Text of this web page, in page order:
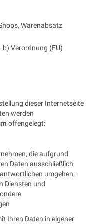
Warenabsatz
b) Verordnung (EU)
dieser Internetseite
werden
offengelegt:
die aufgrund
Daten ausschließlich
umgehen:
Diensten und
Ihren Daten in eigener